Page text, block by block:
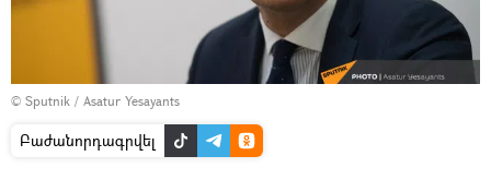
© Sputnik / Asatur Yesayants
Բաժանորդագրվել